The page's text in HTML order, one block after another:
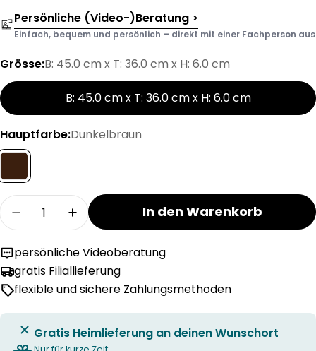
Persönliche (Video-)Beratung >
Einfach, bequem und persönlich – direkt mit einer Fachperson aus
Grösse:B: 45.0 cm x T: 36.0 cm x H: 6.0 cm
B: 45.0 cm x T: 36.0 cm x H: 6.0 cm
Hauptfarbe:Dunkelbraun
Menge
Menge für ELEO Serviertablett verringern
Menge für ELEO Serviertablett
In den Warenkorb
persönliche Videoberatung
gratis Filiallieferung
flexible und sichere Zahlungsmethoden
Gratis Heimlieferung an deinen Wunschort